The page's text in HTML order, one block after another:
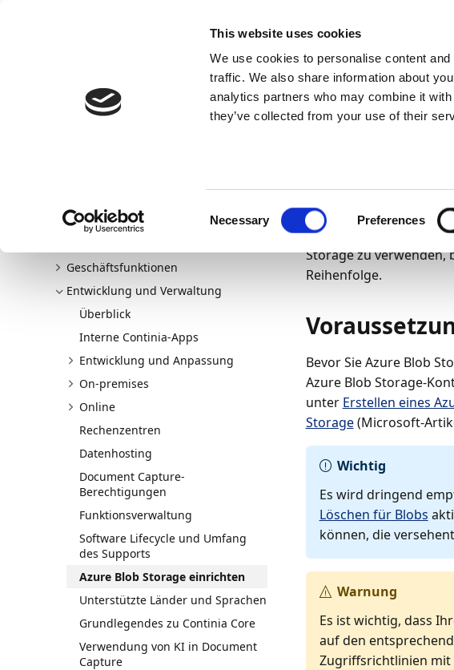
This website uses cookies
We use cookies to personalise content
traffic. We also share information about
analytics partners who may combine it
they’ve collected from your use of their
Necessary Preferences
AppSource
Continia Docs continia-document-capture Entwicklung und
Erste Schritte
Geschäftsfunktionen
Entwicklung und Verwaltung
Überblick
Interne Continia-Apps
Entwicklung und Anpassung
On-premises
Online
Rechenzentren
Datenhosting
Document Capture-
Berechtigungen
Funktionsverwaltung
Software Lifecycle und Umfang
des Supports
Azure Blob Storage einrichten
Unterstützte Länder und Sprachen
Grundlegendes zu Continia Core
Verwendung von KI in Document
Capture
Continia Document
Storage zu verwenden,
Reihenfolge.
Bevor Sie Azure Blob
Azure Blob Storage-
unter Erstellen eines
Storage(Microsoft-
Wichtig
Es wird dringend
Löschen für Blobs
können, die
Warnung
Es ist wichtig, dass
auf den
Zugriffsrichtlinien